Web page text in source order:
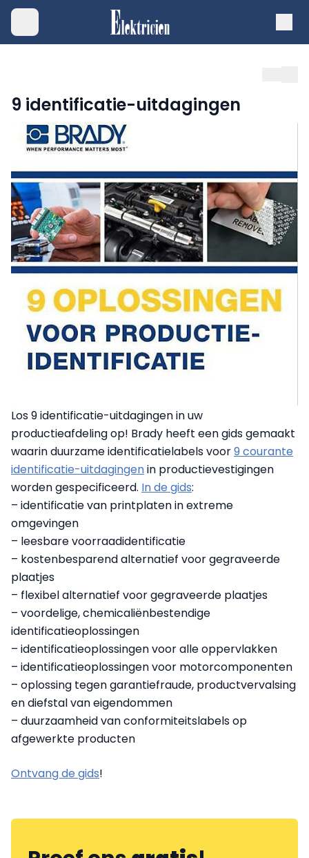
9 identificatie-uitdagingen
Los 9 identificatie-uitdagingen in uw
productieafdeling op! Brady heeft een gids gemaakt
waarin duurzame identificatielabels voor9 courante
identificatie-uitdagingenin productievestigingen
worden gespecificeerd. In de gids:
– identificatie van printplaten in extreme
omgevingen
– leesbare voorraadidentificatie
– kostenbesparend alternatief voor gegraveerde
plaatjes
– flexibel alternatief voor gegraveerde plaatjes
– voordelige, chemicaliënbestendige
identificatieoplossingen
– identificatieoplossingen voor alle oppervlakken
– identificatieoplossingen voor motorcomponenten
– oplossing tegen garantiefraude, productvervalsing
en diefstal van eigendommen
– duurzaamheid van conformiteitslabels op
afgewerkte producten
Ontvang de gids!